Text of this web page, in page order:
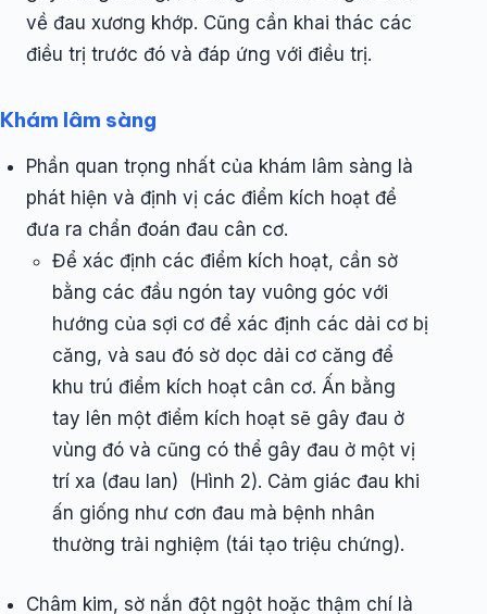
về đau xương khớp. Cũng cần khai thác các
điều trị trước đó và đáp ứng với điều trị.
Khám lâm sàng
Phần quan trọng nhất của khám lâm sàng là
phát hiện và định vị các điểm kích hoạt để
đưa ra chẩn đoán đau cân cơ.
Để xác định các điểm kích hoạt, cần sờ
bằng các đầu ngón tay vuông góc với
hướng của sợi cơ để xác định các dải cơ bị
căng, và sau đó sờ dọc dải cơ căng để
khu trú điểm kích hoạt cân cơ. Ấn bằng
tay lên một điểm kích hoạt sẽ gây đau ở
vùng đó và cũng có thể gây đau ở một vị
trí xa (đau lan) (Hình 2). Cảm giác đau khi
ấn giống như cơn đau mà bệnh nhân
thường trải nghiệm (tái tạo triệu chứng).
Châm kim, sờ nắn đột ngột hoặc thậm chí là